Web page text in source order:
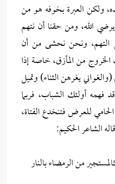
ولكن العبرة بخوفه هو من
الله، ومن حقنا أن نتهم
ونحن نحشى من أن
من المأزق، خاصة إذا
(والغواني يغرهن الثناء) وتميل
فهمه أولئك الشباب، فربما
للعرض فتنخدع الفتاة،
الشاعر الحكيم:
من الرمضاء بالنار